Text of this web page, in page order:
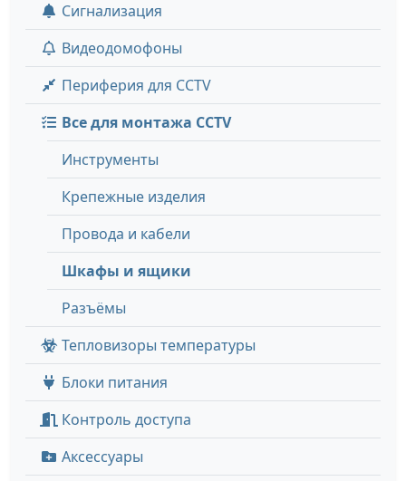
Сигнализация
Видеодомофоны
Периферия для CCTV
Все для монтажа CCTV
Инструменты
Крепежные изделия
Провода и кабели
Шкафы и ящики
Разъёмы
Тепловизоры температуры
Блоки питания
Контроль доступа
Аксессуары